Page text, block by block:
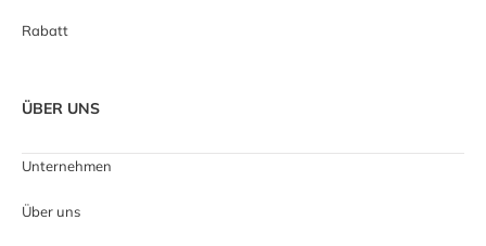
Rabatt
ÜBER UNS
Unternehmen
Über uns